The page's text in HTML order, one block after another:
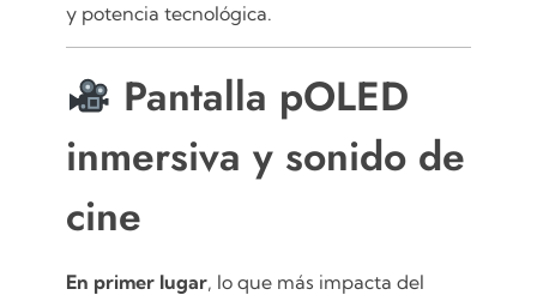
y potencia tecnológica.
Pantalla pOLED
inmersiva y sonido de
cine
En primer lugar, lo que más impacta del